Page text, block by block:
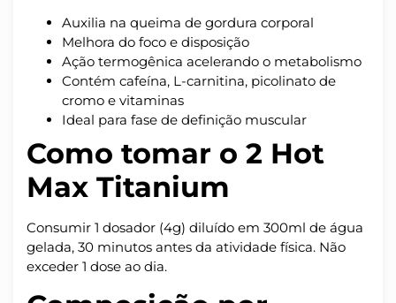
Auxilia na queima de gordura corporal
Melhora do foco e disposição
Ação termogênica acelerando o metabolismo
Contém cafeína, L-carnitina, picolinato de
cromo e vitaminas
Ideal para fase de definição muscular
Como tomar o 2 Hot
Max Titanium
Consumir 1 dosador (4g) diluído em 300ml de água
gelada, 30 minutos antes da atividade física. Não
exceder 1 dose ao dia.